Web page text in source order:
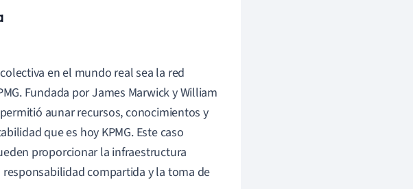
en el mundo real sea la red
Fundada por James Marwick y William
aunar recursos, conocimientos y
que es hoy KPMG. Este caso
proporcionar la infraestructura
compartida y la toma de